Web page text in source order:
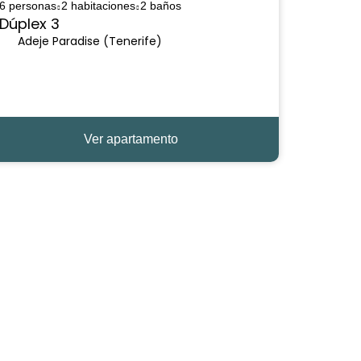
6 personas 2 habitaciones 2 baños
Dúplex 3
Adeje Paradise (Tenerife)
Ver apartamento